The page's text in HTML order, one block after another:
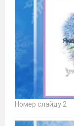
Номер слайду 2